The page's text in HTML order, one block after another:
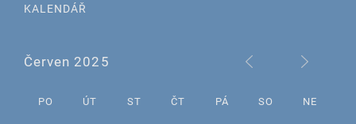
KALENDÁŘ
Červen 2025
PO ÚT ST ČT PÁ SO NE